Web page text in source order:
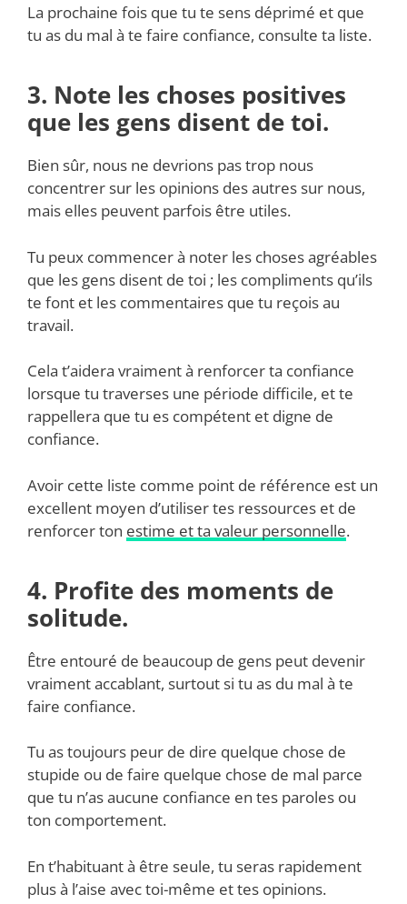
La prochaine fois que tu te sens déprimé et que
tu as du mal à te faire confiance, consulte ta liste.
3. Note les choses positives
que les gens disent de toi.
Bien sûr, nous ne devrions pas trop nous
concentrer sur les opinions des autres sur nous,
mais elles peuvent parfois être utiles.
Tu peux commencer à noter les choses agréables
que les gens disent de toi ; les compliments qu’ils
te font et les commentaires que tu reçois au
travail.
Cela t’aidera vraiment à renforcer ta confiance
lorsque tu traverses une période difficile, et te
rappellera que tu es compétent et digne de
confiance.
Avoir cette liste comme point de référence est un
excellent moyen d’utiliser tes ressources et de
renforcer ton estime et ta valeur personnelle.
4. Profite des moments de
solitude.
Être entouré de beaucoup de gens peut devenir
vraiment accablant, surtout si tu as du mal à te
faire confiance.
Tu as toujours peur de dire quelque chose de
stupide ou de faire quelque chose de mal parce
que tu n’as aucune confiance en tes paroles ou
ton comportement.
En t’habituant à être seule, tu seras rapidement
plus à l’aise avec toi-même et tes opinions.